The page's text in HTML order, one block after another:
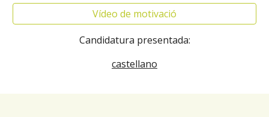
Vídeo de motivació
Candidatura presentada:
castellano